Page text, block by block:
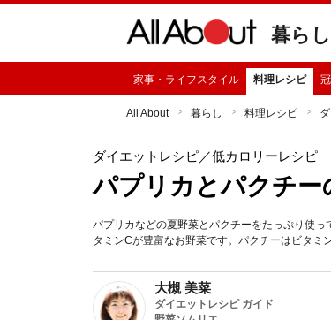
暮らし
家事・ライフスタイル 料理レシピ
All About 暮らし 料理レシピ
ダイエットレシピ／低カロリーレシピ
パプリカとパクチー
パプリカなどの夏野菜とパクチーをたっぷり使
タミンCが豊富なお野菜です。パクチーはビタミ
大槻 美菜
ダイエットレシピ ガイド